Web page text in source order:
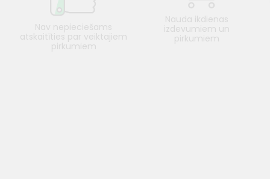
Nav nepieciešams
atskaitīties par veiktajiem
pirkumiem
Nauda ikdienas
izdevumiem un
pirkumiem